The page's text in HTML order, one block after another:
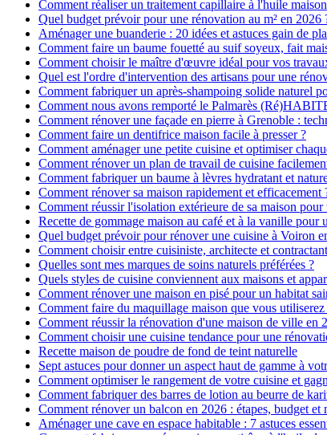
Comment réaliser un traitement capillaire à l'huile
Quel budget prévoir pour une rénovation au m² en 2026
Aménager une buanderie : 20 idées et astuces gain de
Comment faire un baume fouetté au suif soyeux, fait
Comment choisir le maître d'œuvre idéal pour vos
Quel est l'ordre d'intervention des artisans pour une
Comment fabriquer un après-shampoing solide naturel
Comment nous avons remporté le Palmarès
Comment rénover une façade en pierre à Grenoble :
Comment faire un dentifrice maison facile à presser ?
Comment aménager une petite cuisine et optimiser
Comment rénover un plan de travail de cuisine
Comment fabriquer un baume à lèvres hydratant et
Comment rénover sa maison rapidement et efficacement
Comment réussir l'isolation extérieure de sa maison
Recette de gommage maison au café et à la vanille pour
Quel budget prévoir pour rénover une cuisine à Voiron
Comment choisir entre cuisiniste, architecte et
Quelles sont mes marques de soins naturels préférées ?
Quels styles de cuisine conviennent aux maisons et
Comment rénover une maison en pisé pour un habitat
Comment faire du maquillage maison que vous
Comment réussir la rénovation d'une maison de ville en
Comment choisir une cuisine tendance pour une
Recette maison de poudre de fond de teint naturelle
Sept astuces pour donner un aspect haut de gamme à
Comment optimiser le rangement de votre cuisine et
Comment fabriquer des barres de lotion au beurre de
Comment rénover un balcon en 2026 : étapes, budget et
Aménager une cave en espace habitable : 7 astuces